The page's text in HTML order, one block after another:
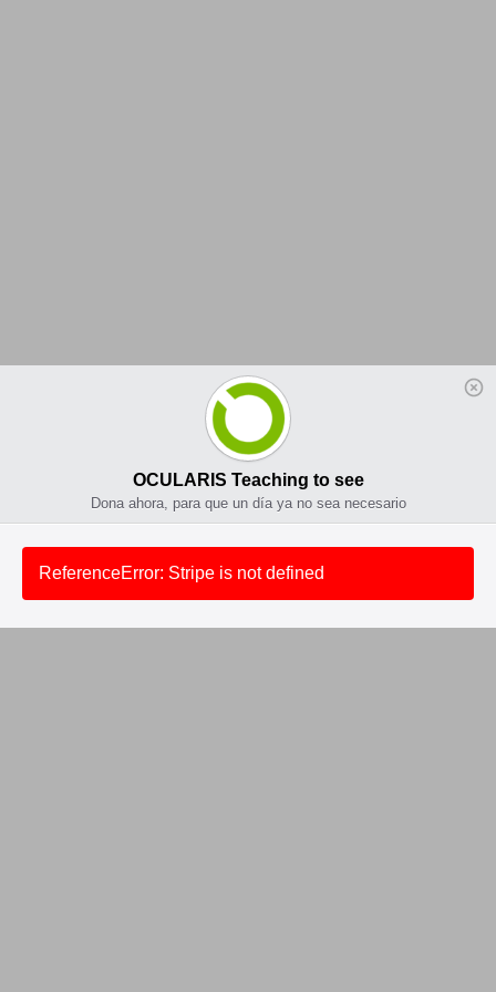
OCULARIS Teaching to see
Dona ahora, para que un día ya no sea necesario
ReferenceError: Stripe is not defined